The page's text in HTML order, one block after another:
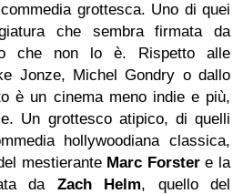
grottesca. Uno di quei
che sembra firmata da
che non lo è. Rispetto alle
Jonze, Michel Gondry o dallo
è un cinema meno indie e più,
Un grottesco atipico, di quelli
hollywoodiana classica,
mestierante Marc Forstere la
da Zach Helm, quello del